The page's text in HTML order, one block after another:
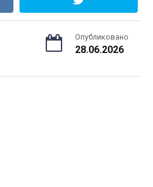
Опубликовано
28.06.2026